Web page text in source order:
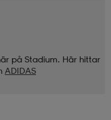
på Stadium. Här hittar
ADIDAS